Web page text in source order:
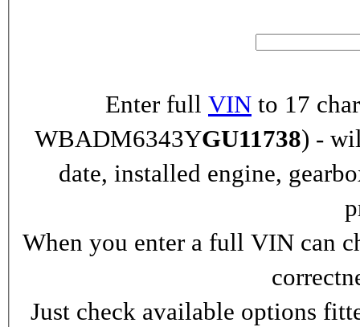
Enter full VIN to 17
WBADM6343YGU11738) -
date, installed engine,
When you enter a full VIN can
Just check available options